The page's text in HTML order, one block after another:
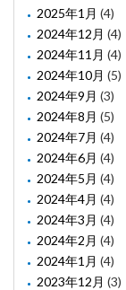
2025年1月 (4)
2024年12月 (4)
2024年11月 (4)
2024年10月 (5)
2024年9月 (3)
2024年8月 (5)
2024年7月 (4)
2024年6月 (4)
2024年5月 (4)
2024年4月 (4)
2024年3月 (4)
2024年2月 (4)
2024年1月 (4)
2023年12月 (3)